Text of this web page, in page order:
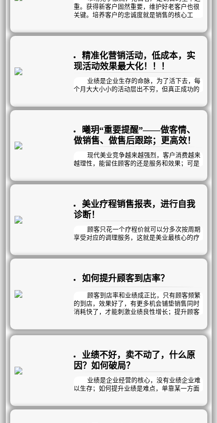
略”打一场有准备的冲刺战！
重。获得新客户固然重要，维护好老客户也很
关键。培养客户的忠诚度就是销售的核心工
精准化营销活动，低成本，实
现活动效果最大化！！！
业绩是企业生存的命脉，为了活下去，每
个月大大小小的活动层出不穷，但真正成功的
不够吸引人、专业不到位、话术不过关……；
客的特定需求而逐渐被淘汰；“精准”被广泛运
用。
曦玥“重要提醒”——做客情、
做销售、做售后跟踪；更高效！
现代美业竞争越来越强烈，客户消费越来
越理性，能留住顾客的还是服务和效果；可是
就不能很好的跟踪到位。
踪；更轻松更高效！曦玥每天定时发送“待办事
项提醒”到员工手机，指引你的员工高效完成对
应工作！
美业疗程销售报表，进行自我
诊断！
顾客只花一个疗程价就可以分多次按周期
享受对应的调理服务，这就是美业最核心的疗
那么，在我们众多的疗程项目当中，哪些
客消费实力和我们对顾客需求的挖掘程度；顾
客项目叠加未设计，项目销售不及时，危机挖
掘不够，销售1次就放弃……等等；都直接影响
项目的普及情况及业绩达成情况。曦玥疗程报
表分4个方面，帮您一键诊断！
1、顾客购买疗程数量：
如何提升顾客到店率？
顾客到店率和业绩成正比，只有顾客频繁
的到店，效果好了，有更多机会铺垫销售同时
消耗快了，才能刺激业绩良性增长；提升顾客
一、 精进《顾客接待流程》
1、细节决定成败，提升顾客服务细节，
好的服务体验才是留客的关键。
2、重视顾客满意度和消费体验感，只有
顾客满意了才会持续消费。
感，顾客100%满意；并增加7大销售点，在不
业绩不好，卖不动了，什么原
因？如何破局？
业绩是企业经营的核心，没有业绩企业难
以生存；如何提升业绩是难点，单靠某一方面
让点利，业绩是一下子提升了，但是后面几个